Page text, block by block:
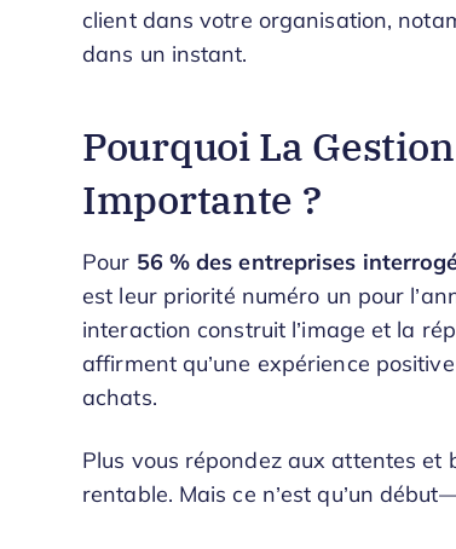
client dans votre organisation,
dans un instant.
Pourquoi La
Importante ?
Pour 56 % des entreprises
est leur priorité numéro un pour
interaction construit l’image et la
affirment qu’une expérience
achats.
Plus vous répondez aux attentes et
rentable. Mais ce n’est qu’un